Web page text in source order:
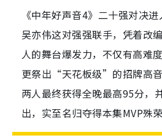
《中年好声音4》二十强对决
吴亦伟这对强强联手，凭着改
人的舞台爆发力，不仅有高难
更祭出“天花板级”的招牌高音
两人最终获得全晚最高95分，
出，实至名归夺得本集MVP殊荣